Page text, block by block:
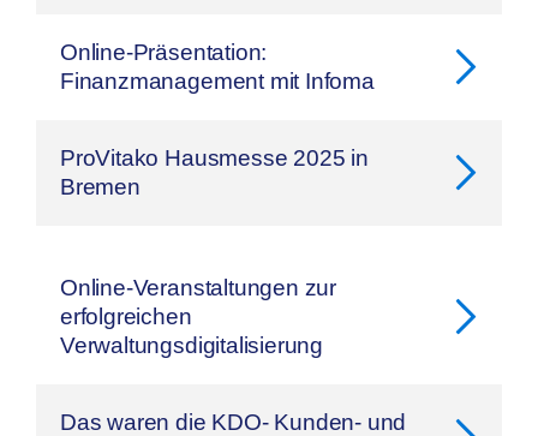
Online-Präsentation:
Finanzmanagement mit Infoma
ProVitako Hausmesse 2025 in
Bremen
Online-Veranstaltungen zur
erfolgreichen
Verwaltungsdigitalisierung
Das waren die KDO- Kunden- und